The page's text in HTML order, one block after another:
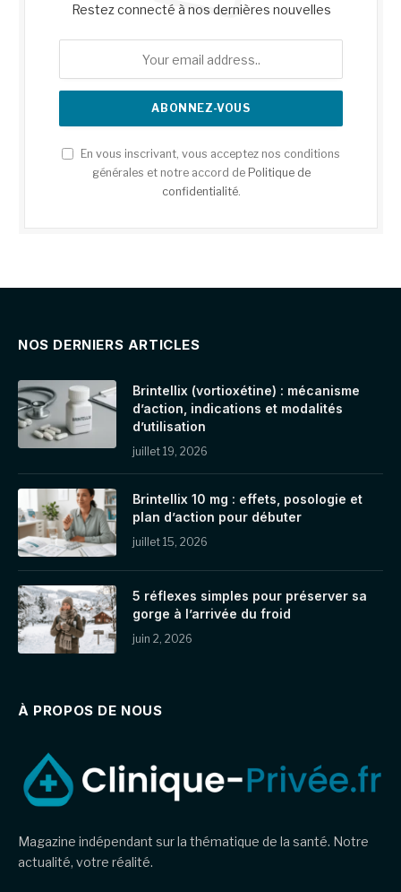
Restez connecté à nos dernières nouvelles
En vous inscrivant, vous acceptez nos conditions
générales et notre accord de Politique de
confidentialité.
NOS DERNIERS ARTICLES
Brintellix (vortioxétine) : mécanisme
d’action, indications et modalités
d’utilisation
juillet 19, 2026
Brintellix 10 mg : effets, posologie et
plan d’action pour débuter
juillet 15, 2026
5 réflexes simples pour préserver sa
gorge à l’arrivée du froid
juin 2, 2026
À PROPOS DE NOUS
Magazine indépendant sur la thématique de la santé. Notre
actualité, votre réalité.